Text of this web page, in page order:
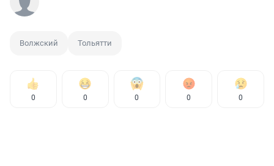
Волжский Тольятти
0 0 0 0 0